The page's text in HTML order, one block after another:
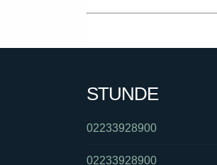
STUNDE
02233928900
02233928900